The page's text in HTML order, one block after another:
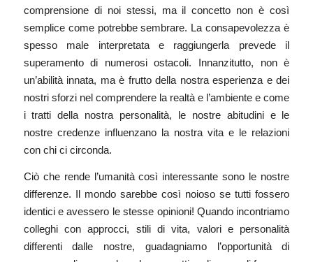
comprensione di noi stessi, ma il concetto non è così
semplice come potrebbe sembrare. La consapevolezza è
spesso male interpretata e raggiungerla prevede il
superamento di numerosi ostacoli. Innanzitutto, non è
un’abilità innata, ma è frutto della nostra esperienza e dei
nostri sforzi nel comprendere la realtà e l’ambiente e come
i tratti della nostra personalità, le nostre abitudini e le
nostre credenze influenzano la nostra vita e le relazioni
con chi ci circonda.
Ciò che rende l’umanità così interessante sono le nostre
differenze. Il mondo sarebbe così noioso se tutti fossero
identici e avessero le stesse opinioni! Quando incontriamo
colleghi con approcci, stili di vita, valori e personalità
differenti dalle nostre, guadagniamo l’opportunità di